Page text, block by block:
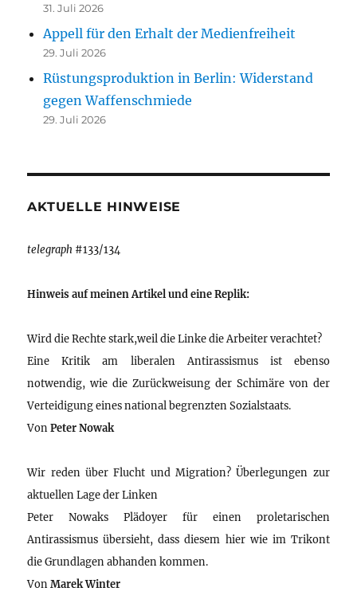
31. Juli 2026
Appell für den Erhalt der Medienfreiheit
29. Juli 2026
Rüstungsproduktion in Berlin: Widerstand
gegen Waffenschmiede
29. Juli 2026
AKTUELLE HINWEISE
telegraph #133/134
Hinweis auf meinen Artikel und eine Replik:
Wird die Rechte stark,weil die Linke die Arbeiter verachtet?
Eine Kritik am liberalen Antirassismus ist ebenso
notwendig, wie die Zurückweisung der Schimäre von der
Verteidigung eines national begrenzten Sozialstaats.
VonPeter Nowak
Wir reden über Flucht und Migration? Überlegungen zur
aktuellen Lage der Linken
Peter Nowaks Plädoyer für einen proletarischen
Antirassismus übersieht, dass diesem hier wie im Trikont
die Grundlagen abhanden kommen.
VonMarek Winter